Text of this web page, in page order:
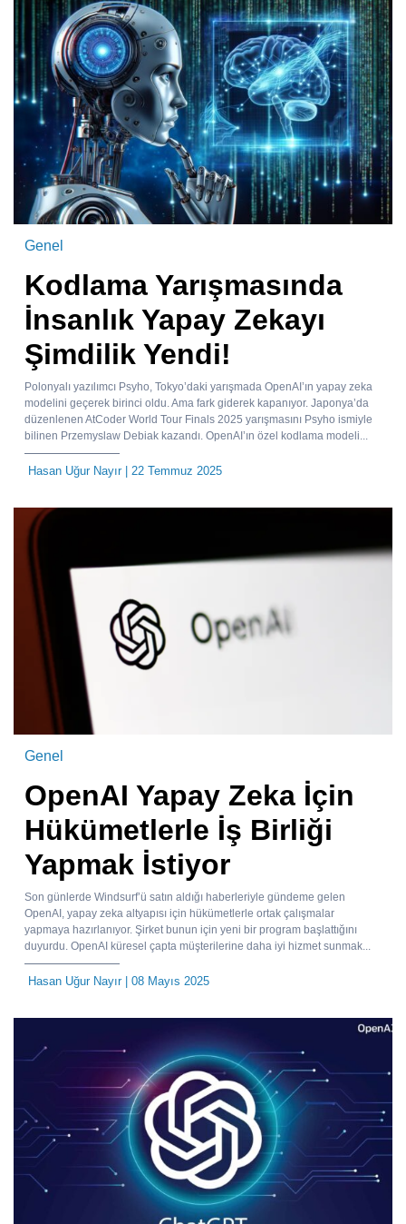
Genel
Kodlama Yarışmasında
İnsanlık Yapay Zekayı
Şimdilik Yendi!
Polonyalı yazılımcı Psyho, Tokyo’daki yarışmada OpenAI’ın yapay zeka
modelini geçerek birinci oldu. Ama fark giderek kapanıyor. Japonya’da
düzenlenen AtCoder World Tour Finals 2025 yarışmasını Psyho ismiyle
bilinen Przemyslaw Debiak kazandı. OpenAI’ın özel kodlama modeli...
Hasan Uğur Nayır| 22 Temmuz 2025
Genel
OpenAI Yapay Zeka İçin
Hükümetlerle İş Birliği
Yapmak İstiyor
Son günlerde Windsurf’ü satın aldığı haberleriyle gündeme gelen
OpenAI, yapay zeka altyapısı için hükümetlerle ortak çalışmalar
yapmaya hazırlanıyor. Şirket bunun için yeni bir program başlattığını
duyurdu. OpenAI küresel çapta müşterilerine daha iyi hizmet sunmak...
Hasan Uğur Nayır| 08 Mayıs 2025